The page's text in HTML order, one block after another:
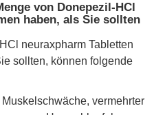
von Donepezil-HCl
haben, als Sie sollten
neuraxpharm Tabletten
sollten, können folgende
vermehrter